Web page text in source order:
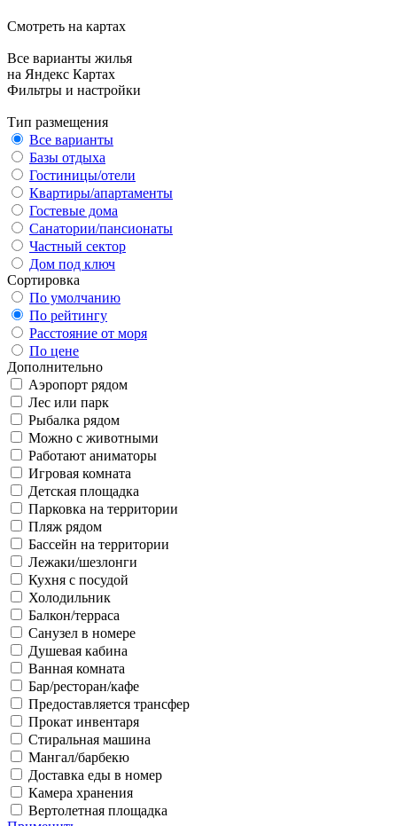
Смотреть на картах
Все варианты жилья
на Яндекс Картах
Фильтры и настройки
Тип размещения
Все варианты
Базы отдыха
Гостиницы/отели
Квартиры/апартаменты
Гостевые дома
Санатории/пансионаты
Частный сектор
Дом под ключ
Сортировка
По умолчанию
По рейтингу
Расстояние от моря
По цене
Дополнительно
Аэропорт рядом
Лес или парк
Рыбалка рядом
Можно с животными
Работают аниматоры
Игровая комната
Детская площадка
Парковка на территории
Пляж рядом
Бассейн на территории
Лежаки/шезлонги
Кухня с посудой
Холодильник
Балкон/терраса
Санузел в номере
Душевая кабина
Ванная комната
Бар/ресторан/кафе
Предоставляется трансфер
Прокат инвентаря
Стиральная машина
Мангал/барбекю
Доставка еды в номер
Камера хранения
Вертолетная площадка